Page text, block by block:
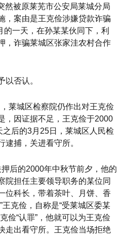
被原莱芜市公安局莱城分局
，案由是王克俭涉嫌贷款诈骗
一天，在孙某某伙同下，利
，诈骗莱城区张家洼农村合作
否认。
莱城区检察院仍作出对王克俭
，因证据不足，王克俭于2000
后的3月25日，莱城区人民检
逮捕，关进看守所。
后的2000年中秋节前夕，他的
院担任主要领导职务的某位同
位科长，带着茶叶、月饼、香
克俭，自称是“受莱城区委某
俭“认罪”，他就可以为王克俭
走出看守所。王克俭当场拒绝